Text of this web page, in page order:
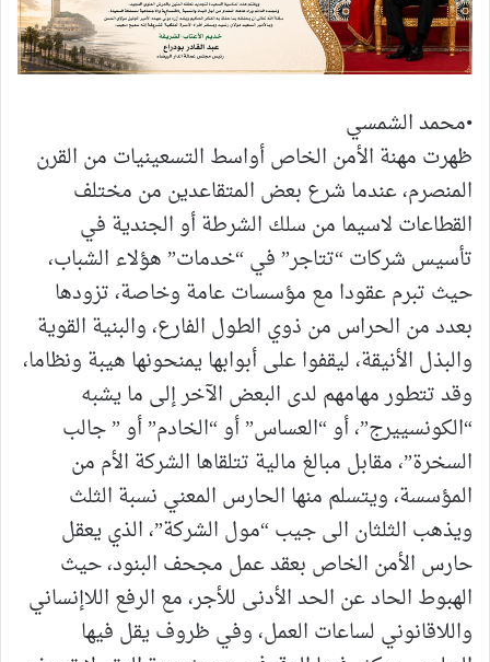
•محمد الشمسي
ظهرت مهنة الأمن الخاص أواسط التسعينيات من القرن
المنصرم، عندما شرع بعض المتقاعدين من مختلف
القطاعات لاسيما من سلك الشرطة أو الجندية في
تأسيس شركات “تتاجر” في “خدمات” هؤلاء الشباب،
حيث تبرم عقودا مع مؤسسات عامة وخاصة، تزودها
بعدد من الحراس من ذوي الطول الفارع، والبنية القوية
والبذل الأنيقة، ليقفوا على أبوابها يمنحونها هيبة ونظاما،
وقد تتطور مهامهم لدى البعض الآخر إلى ما يشبه
“الكونسييرج”، أو “العساس” أو “الخادم” أو ” جالب
السخرة”، مقابل مبالغ مالية تتلقاها الشركة الأم من
المؤسسة، ويتسلم منها الحارس المعني نسبة الثلث
ويذهب الثلثان الى جيب “مول الشركة”، الذي يعقل
حارس الأمن الخاص بعقد عمل مجحف البنود، حيث
الهبوط الحاد عن الحد الأدنى للأجر، مع الرفع اللاإنساني
واللاقانوني لساعات العمل، وفي ظروف يقل فيها